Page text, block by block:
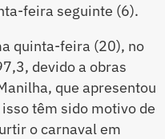
feira seguinte (6).
quinta-feira (20), no
devido a obras
que apresentou
têm sido motivo de
o carnaval em